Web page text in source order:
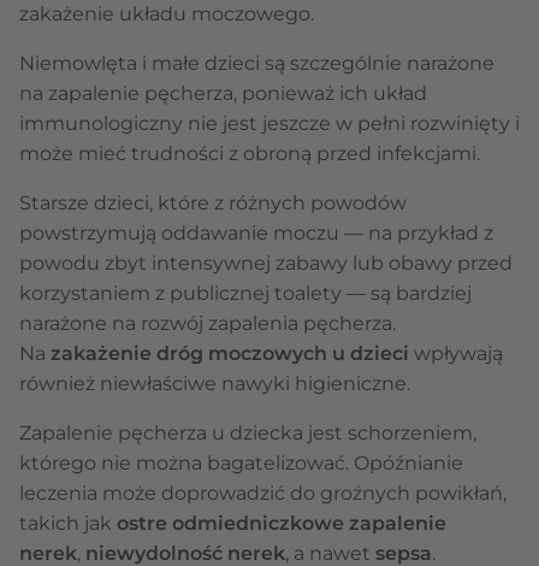
zakażenie układu moczowego.
Niemowlęta i małe dzieci są szczególnie narażone
na zapalenie pęcherza, ponieważ ich układ
immunologiczny nie jest jeszcze w pełni rozwinięty i
może mieć trudności z obroną przed infekcjami.
Starsze dzieci, które z różnych powodów
powstrzymują oddawanie moczu — na przykład z
powodu zbyt intensywnej zabawy lub obawy przed
korzystaniem z publicznej toalety — są bardziej
narażone na rozwój zapalenia pęcherza.
Na zakażenie dróg moczowych u dzieci wpływają
również niewłaściwe nawyki higieniczne.
Zapalenie pęcherza u dziecka jest schorzeniem,
którego nie można bagatelizować. Opóźnianie
leczenia może doprowadzić do groźnych powikłań,
takich jak ostre odmiedniczkowe zapalenie
nerek, niewydolność nerek, a nawet sepsa.